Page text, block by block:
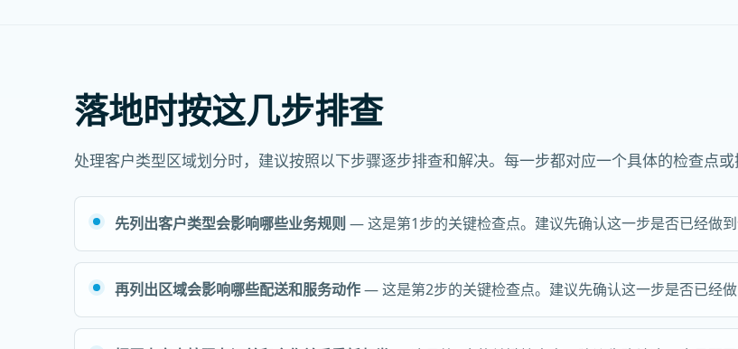
落地时按这几步排查
处理客户类型区域划分时，建议按照以下步骤逐步排查和解决。每一步都对应一个具体的检查点
先列出客户类型会影响哪些业务规则 — 这是第1步的关键检查点。建议先确认这一步是否已经做
再列出区域会影响哪些配送和服务动作— 这是第2步的关键检查点。建议先确认这一步是否已经